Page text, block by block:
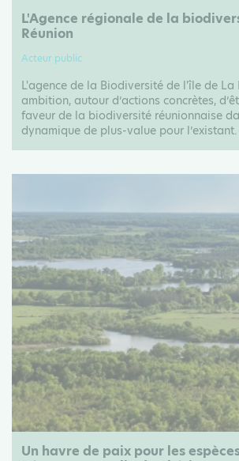
L'Agence régionale de la
Réunion
Acteur public
L'agence de la Biodiversité de l'île de La
ambition, autour d’actions concrètes,
faveur de la biodiversité réunionnaise
dynamique de plus-value pour l’existant.
Un havre de paix pour les